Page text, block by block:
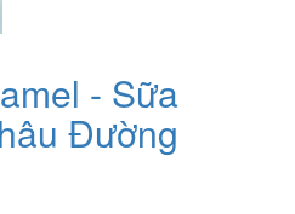
- Sữa
Đường